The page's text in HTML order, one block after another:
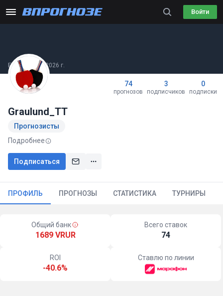
Войти
Был(а) 29.07.2026 г.
74
прогнозов
3
подписчиков
0
подписки
Graulund_TT
Прогнозисты
Подробнее
Подписаться
ПРОФИЛЬ ПРОГНОЗЫ СТАТИСТИКА ТУРНИРЫ
Общий банк
1689 VRUR
Всего ставок
74
ROI
-40.6%
Ставлю по линии